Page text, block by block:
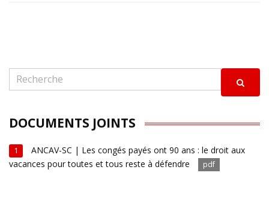
DOCUMENTS JOINTS
1
ANCAV-SC | Les congés payés ont 90 ans : le droit aux
vacances pour toutes et tous reste à défendre
pdf